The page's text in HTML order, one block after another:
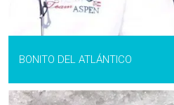
BONITO DEL ATLÁNTICO